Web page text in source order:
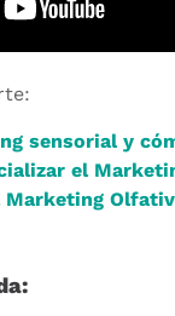
sensorial y
el